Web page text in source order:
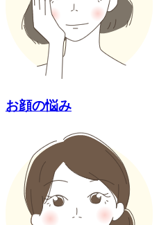
お顔の悩み